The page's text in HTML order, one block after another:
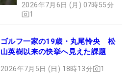
2026年7月6日 (月) 07時55分
1
ゴルフ一家の19歳・丸尾怜央 松
山英樹以来の快挙へ見えた課題
2026年7月5日 (日) 18時13分 1